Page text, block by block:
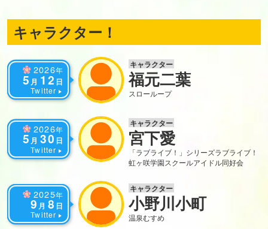
キャラクター！
2026年
5 月 12 日
Twitter
キャラクター
福元二葉
スローループ
2026年
5 月 30 日
Twitter
キャラクター
宮下愛
「ラブライブ！」シリーズラブライブ！
虹ヶ咲学園スクールアイドル同好会
2025年
9 月 8 日
Twitter
キャラクター
小野川小町
温泉むすめ